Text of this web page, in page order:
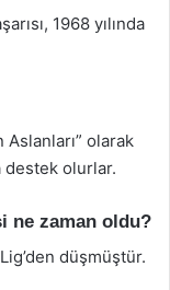
1968 yılında
Aslanları” olarak
destek olurlar.
ne zaman oldu?
düşmüştür.